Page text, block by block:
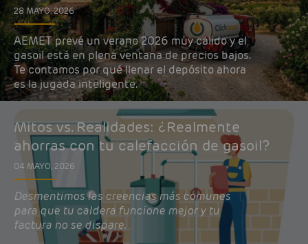
28 MAYO, 2026
AEMET prevé un verano 2026 muy cálido y el
gasoil está en plena ventana de precios bajos.
Te contamos por qué llenar el depósito ahora
es la jugada inteligente.
Mitos vs. Realidades: ¿Realmente
ahorras con tu calefacción de gasoil?
04 MAYO, 2026
Desmentimos las creencias más comunes
para que tu caldera funcione mejor y tu
factura no se dispare.